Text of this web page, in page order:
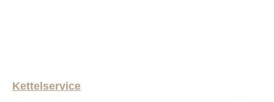
Kettelservice